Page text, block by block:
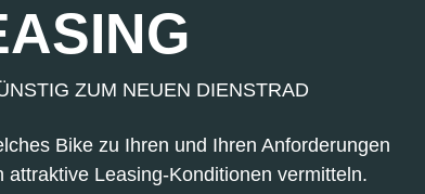
ZUM NEUEN DIENSTRAD
Bike zu Ihren und Ihren Anforderungen
attraktive Leasing-Konditionen vermitteln.